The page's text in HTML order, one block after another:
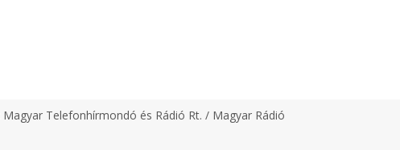
Magyar Telefonhírmondó és Rádió Rt. / Magyar Rádió